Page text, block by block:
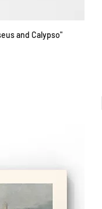
and Calypso"